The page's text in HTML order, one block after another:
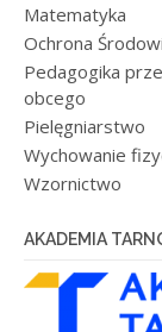
Matematyka
Ochrona
Pedagogika
obcego
Pielęgniarstwo
Wychowanie
Wzornictwo
AKADEMIA